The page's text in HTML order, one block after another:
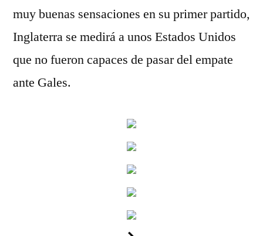
muy buenas sensaciones en su primer partido,
Inglaterra se medirá a unos Estados Unidos
que no fueron capaces de pasar del empate
ante Gales.